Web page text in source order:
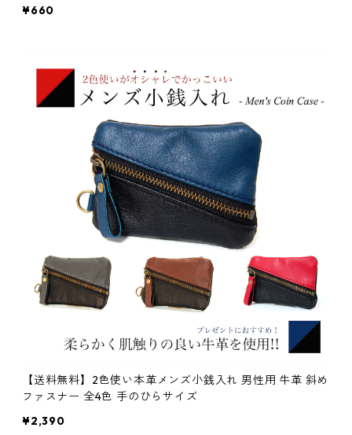
¥660
【送料無料】2色使い本革メンズ小銭入れ 男性用 牛革 斜め
ファスナー 全4色 手のひらサイズ
¥2,390